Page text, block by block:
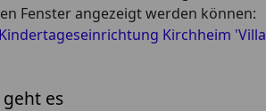
Fenster angezeigt werden können:
Kirchheim 'Villa
es